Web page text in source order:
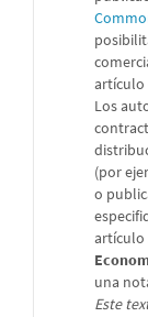
artículo
Los
(por
o
artículo
una
Este